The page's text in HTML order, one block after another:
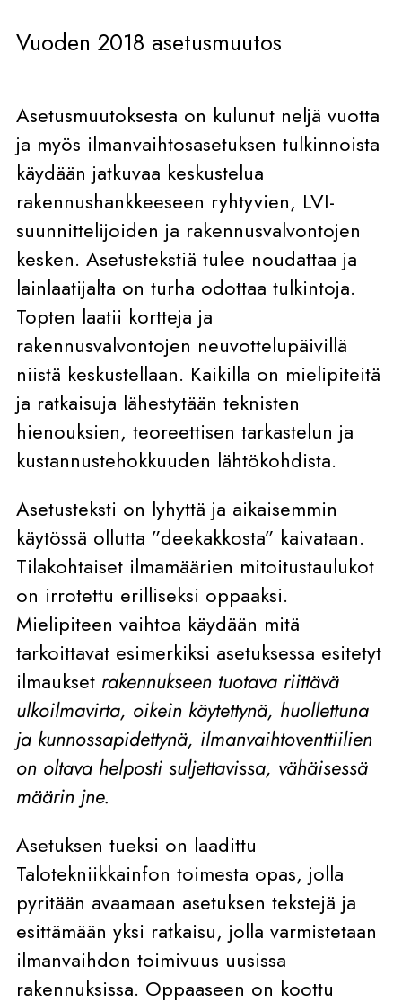
Vuoden 2018 asetusmuutos
Asetusmuutoksesta on kulunut neljä vuotta
ja myös ilmanvaihtosasetuksen tulkinnoista
käydään jatkuvaa keskustelua
rakennushankkeeseen ryhtyvien, LVI-
suunnittelijoiden ja rakennusvalvontojen
kesken. Asetustekstiä tulee noudattaa ja
lainlaatijalta on turha odottaa tulkintoja.
Topten laatii kortteja ja
rakennusvalvontojen neuvottelupäivillä
niistä keskustellaan. Kaikilla on mielipiteitä
ja ratkaisuja lähestytään teknisten
hienouksien, teoreettisen tarkastelun ja
kustannustehokkuuden lähtökohdista.
Asetusteksti on lyhyttä ja aikaisemmin
käytössä ollutta ”deekakkosta” kaivataan.
Tilakohtaiset ilmamäärien mitoitustaulukot
on irrotettu erilliseksi oppaaksi.
Mielipiteen vaihtoa käydään mitä
tarkoittavat esimerkiksi asetuksessa esitetyt
ilmaukset rakennukseen tuotava riittävä
ulkoilmavirta, oikein käytettynä, huollettuna
ja kunnossapidettynä, ilmanvaihtoventtiilien
on oltava helposti suljettavissa, vähäisessä
määrin jne.
Asetuksen tueksi on laadittu
Talotekniikkainfon toimesta opas, jolla
pyritään avaamaan asetuksen tekstejä ja
esittämään yksi ratkaisu, jolla varmistetaan
ilmanvaihdon toimivuus uusissa
rakennuksissa. Oppaaseen on koottu